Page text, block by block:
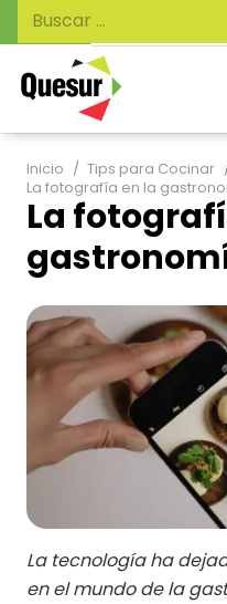
de
productos
Buscar:
Inicio / Tips para Cocinar
La fotografía en la
La
La tecnología ha
en el mundo de la